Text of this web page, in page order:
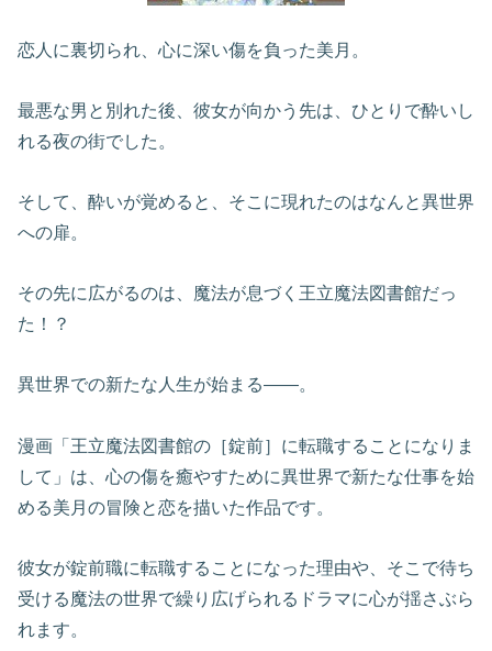
恋人に裏切られ、心に深い傷を負った美月。
最悪な男と別れた後、彼女が向かう先は、ひとりで酔いし
れる夜の街でした。
そして、酔いが覚めると、そこに現れたのはなんと異世界
への扉。
その先に広がるのは、魔法が息づく王立魔法図書館だっ
た！？
異世界での新たな人生が始まる――。
漫画「王立魔法図書館の［錠前］に転職することになりま
して」は、心の傷を癒やすために異世界で新たな仕事を始
める美月の冒険と恋を描いた作品です。
彼女が錠前職に転職することになった理由や、そこで待ち
受ける魔法の世界で繰り広げられるドラマに心が揺さぶら
れます。